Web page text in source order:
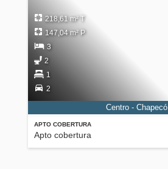
APTO COBERTURA
Apto cobertura
218,61 m² T
147,04 m² P
3
2
1
2
Centro - Chapecó